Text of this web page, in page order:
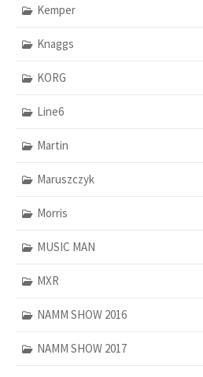
Kemper
Knaggs
KORG
Line6
Martin
Maruszczyk
Morris
MUSIC MAN
MXR
NAMM SHOW 2016
NAMM SHOW 2017